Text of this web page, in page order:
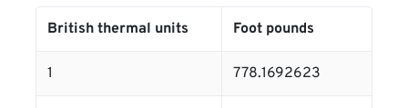
British thermal units Foot pounds
1 778.1692623